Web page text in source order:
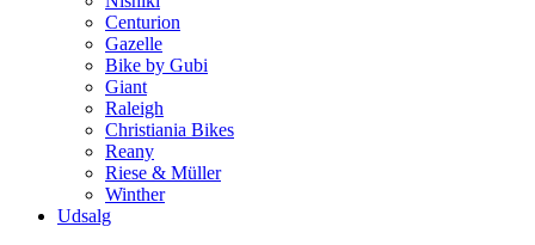
Centurion
Gazelle
Bike by Gubi
Giant
Raleigh
Christiania Bikes
Reany
Riese & Müller
Winther
Udsalg